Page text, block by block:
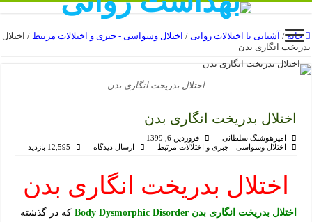
خانه / آشنایی با اختلالات روانی / اختلال وسواسی - جبری و اختلالات مرتبط / اختلال
بدریخت انگاری بدن
اختلال بدریخت انگاری بدن
اختلال بدریخت انگاری بدن
امیرهوشنگ سلطانی
فروردین 6, 1399
اختلال وسواسی - جبری و اختلالات مرتبط
ارسال دیدگاه 12,595 بازدید
اختلال بدریخت انگاری بدن
اختلال بدریخت انگاری بدن Body Dysmorphic Disorder
که در گذشته